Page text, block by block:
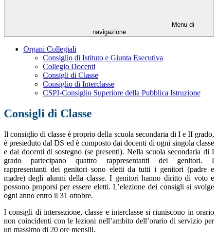
Menu di
navigazione
Organi Collegiali
Consiglio di Istituto e Giunta Esecutiva
Collegio Docenti
Consigli di Classe
Consiglio di Interclasse
CSPI-Consiglio Superiore della Pubblica Istruzione
Consigli di Classe
Il consiglio di classe è proprio della scuola secondaria di I e II grado,
è presieduto dal DS ed è composto dai docenti di ogni singola classe
e dai docenti di sostegno (se presenti). Nella scuola secondaria di I
grado partecipano quattro rappresentanti dei genitori. I
rappresentanti dei genitori sono eletti da tutti i genitori (padre e
madre) degli alunni della classe. I genitori hanno diritto di voto e
possono proporsi per essere eletti. L’elezione dei consigli si svolge
ogni anno entro il 31 ottobre.
I consigli di intersezione, classe e interclasse si riuniscono in orario
non coincidenti con le lezioni nell’ambito dell’orario di servizio per
un massimo di 20 ore mensili.